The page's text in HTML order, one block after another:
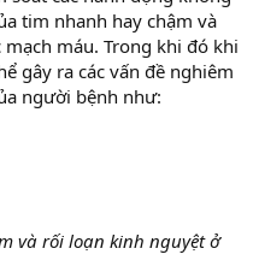
tim nhanh hay chậm và
máu. Trong khi đó khi
gây ra các vấn đề nghiêm
người bệnh như:
và rối loạn kinh nguyệt ở